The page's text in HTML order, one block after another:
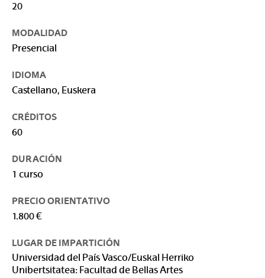
20
MODALIDAD
Presencial
IDIOMA
Castellano, Euskera
CRÉDITOS
60
DURACIÓN
1 curso
PRECIO ORIENTATIVO
1.800 €
LUGAR DE IMPARTICIÓN
Universidad del País Vasco/Euskal Herriko
Unibertsitatea: Facultad de Bellas Artes